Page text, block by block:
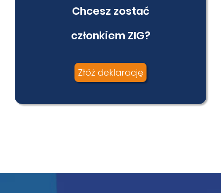
Chcesz zostać
członkiem ZIG?
Złóż deklarację